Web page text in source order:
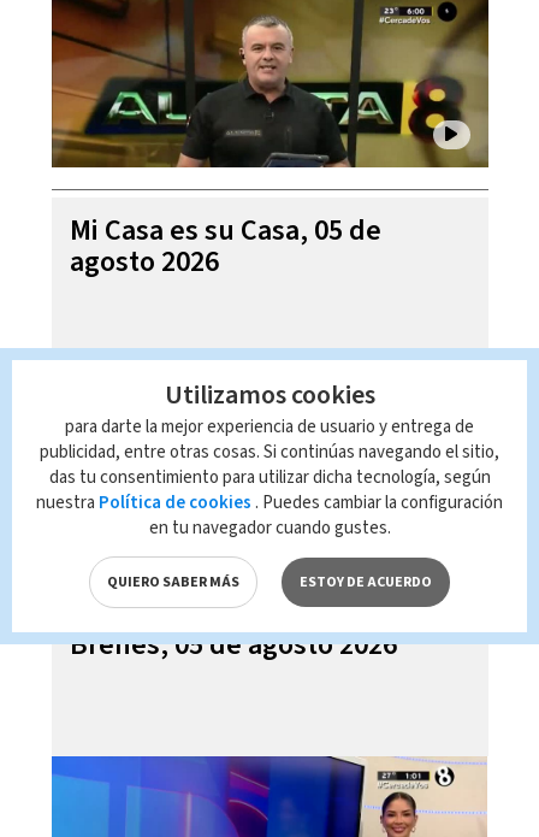
Mi Casa es su Casa, 05 de
agosto 2026
Telediario En Directo con Paula
Brenes, 05 de agosto 2026
Utilizamos cookies
para darte la mejor experiencia de usuario y entrega de
publicidad, entre otras cosas. Si continúas navegando el sitio,
das tu consentimiento para utilizar dicha tecnología, según
nuestra Política de cookies . Puedes cambiar la configuración
en tu navegador cuando gustes.
QUIERO SABER MÁS ESTOY DE ACUERDO